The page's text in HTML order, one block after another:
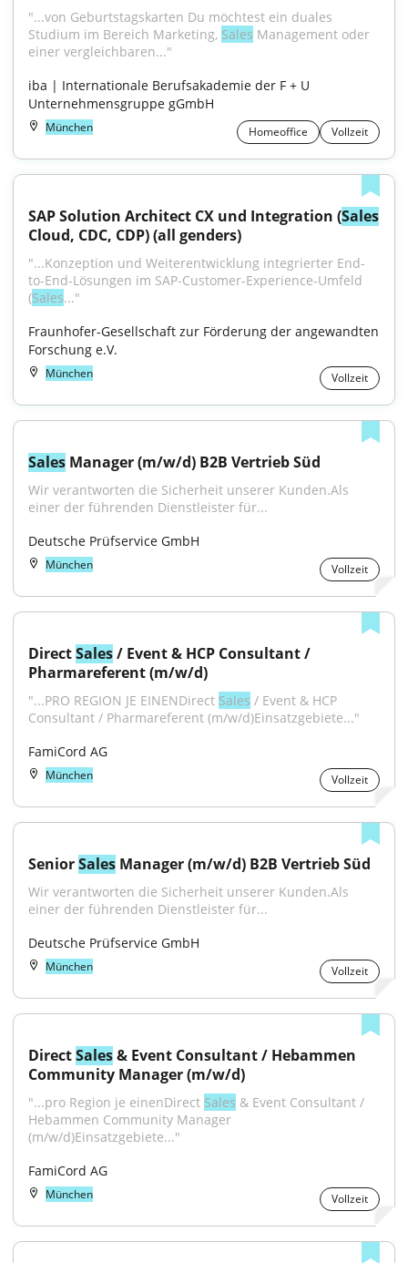
"...von Geburtstagskarten Du möchtest ein duales
Studium im Bereich Marketing, Sales Management oder
einer vergleichbaren..."
iba | Internationale Berufsakademie der F + U
Unternehmensgruppe gGmbH
München Homeoffice Vollzeit
SAP Solution Architect CX und Integration (Sales
Cloud, CDC, CDP) (all genders)
"...Konzeption und Weiterentwicklung integrierter End-
to-End-Lösungen im SAP-Customer-Experience-Umfeld
(Sales..."
Fraunhofer-Gesellschaft zur Förderung der angewandten
Forschung e.V.
München Vollzeit
Sales Manager (m/w/d) B2B Vertrieb Süd
Wir verantworten die Sicherheit unserer Kunden.Als
einer der führenden Dienstleister für...
Deutsche Prüfservice GmbH
München Vollzeit
Direct Sales / Event & HCP Consultant /
Pharmareferent (m/w/d)
"...PRO REGION JE EINENDirect Sales / Event & HCP
Consultant / Pharmareferent (m/w/d)Einsatzgebiete..."
FamiCord AG
München Vollzeit
Senior Sales Manager (m/w/d) B2B Vertrieb Süd
Wir verantworten die Sicherheit unserer Kunden.Als
einer der führenden Dienstleister für...
Deutsche Prüfservice GmbH
München Vollzeit
Direct Sales & Event Consultant / Hebammen
Community Manager (m/w/d)
"...pro Region je einenDirect Sales & Event Consultant /
Hebammen Community Manager
(m/w/d)Einsatzgebiete..."
FamiCord AG
München Vollzeit